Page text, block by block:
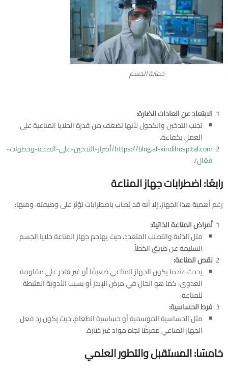
حماية الجسم
الابتعاد عن العادات الضارة:
تجنب التدخين والكحول لأنها تضعف من قدرة الخلايا المناعية على
العمل بكفاءة.
https://blog.al-kindihospital.com/أضرار-التدخين-على-الصحة-وخطوات-
فعّال/
رابعًا: اضطرابات جهاز المناعة
رغم أهمية هذا الجهاز، إلا أنه قد يُصاب باضطرابات تؤثر على وظيفته، ومنها:
أمراض المناعة الذاتية:
مثل الذئبة والتصلب المتعدد، حيث يهاجم جهاز المناعة خلايا الجسم
السليمة عن طريق الخطأ.
نقص المناعة:
يحدث عندما يكون الجهاز المناعي ضعيفًا أو غير قادر على مقاومة
العدوى، كما هو الحال في مرض الإيدز أو بسبب الأدوية المثبطة
للمناعة.
فرط الحساسية:
مثل الحساسية الموسمية أو حساسية الطعام، حيث يكون رد فعل
الجهاز المناعي مفرطًا تجاه مواد غير ضارة.
خامسًا: المستقبل والتطور العلمي